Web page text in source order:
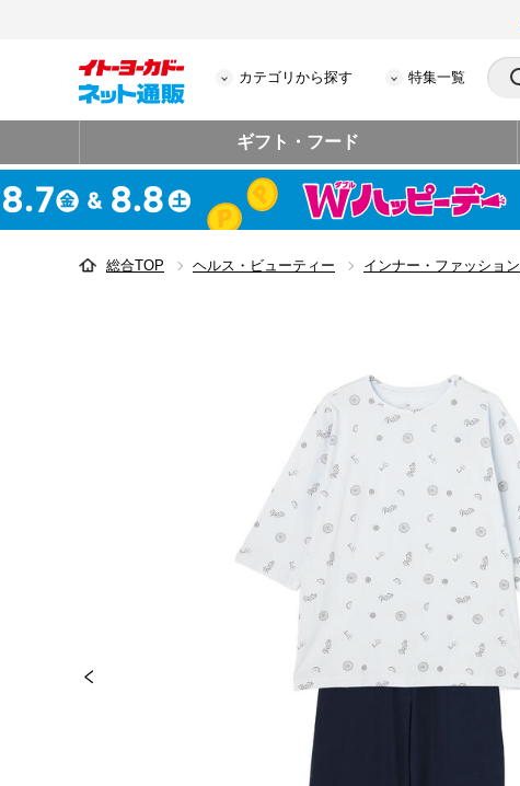
カテゴリから探す 特集一覧
ギフト・フード
総合TOP ヘルス・ビューティー インナー・ファッション